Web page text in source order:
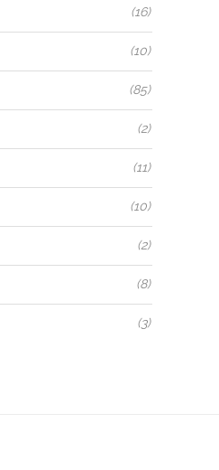
(16)
(10)
(85)
(2)
(11)
(10)
(2)
(8)
(3)